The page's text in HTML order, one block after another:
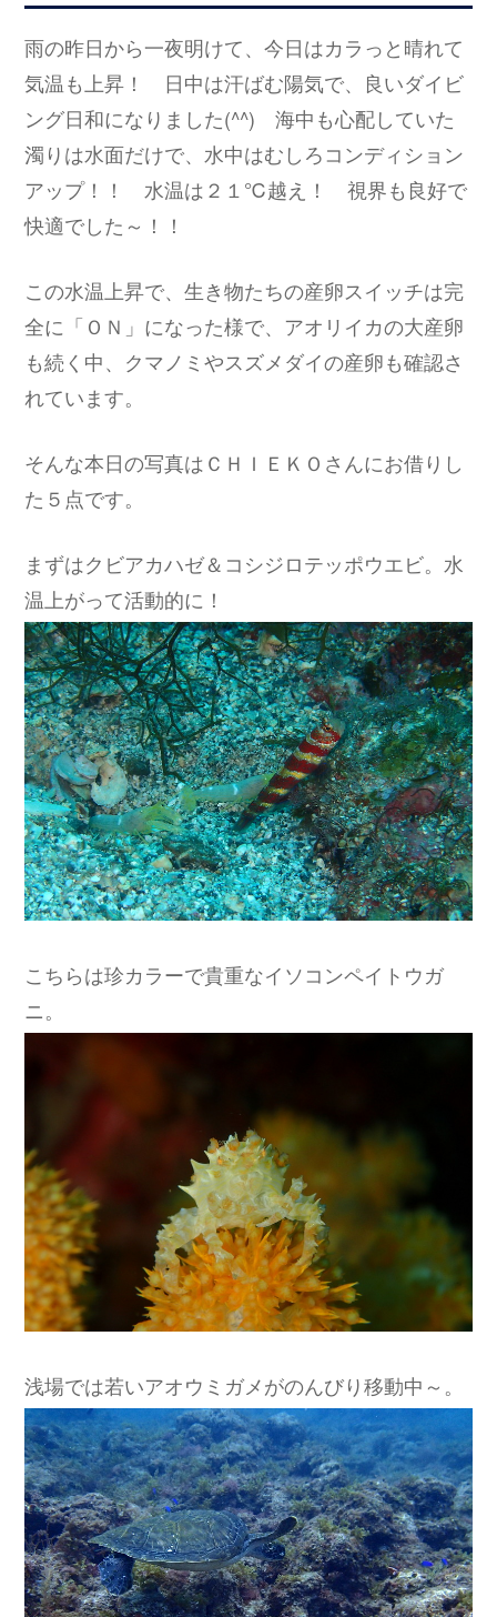
雨の昨日から一夜明けて、今日はカラっと晴れて
気温も上昇！ 日中は汗ばむ陽気で、良いダイビ
ング日和になりました(^^) 海中も心配していた
濁りは水面だけで、水中はむしろコンディション
アップ！！ 水温は２１℃越え！ 視界も良好で
快適でした～！！
この水温上昇で、生き物たちの産卵スイッチは完
全に「ＯＮ」になった様で、アオリイカの大産卵
も続く中、クマノミやスズメダイの産卵も確認さ
れています。
そんな本日の写真はＣＨＩＥＫＯさんにお借りし
た５点です。
まずはクビアカハゼ＆コシジロテッポウエビ。水
温上がって活動的に！
こちらは珍カラーで貴重なイソコンペイトウガ
ニ。
浅場では若いアオウミガメがのんびり移動中～。